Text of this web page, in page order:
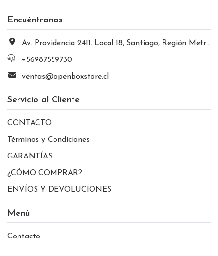
Encuéntranos
Av. Providencia 2411, Local 18, Santiago, Región Metropolitana, Chile
+56987559730
ventas@openboxstore.cl
Servicio al Cliente
CONTACTO
Términos y Condiciones
GARANTÍAS
¿CÓMO COMPRAR?
ENVÍOS Y DEVOLUCIONES
Menú
Contacto